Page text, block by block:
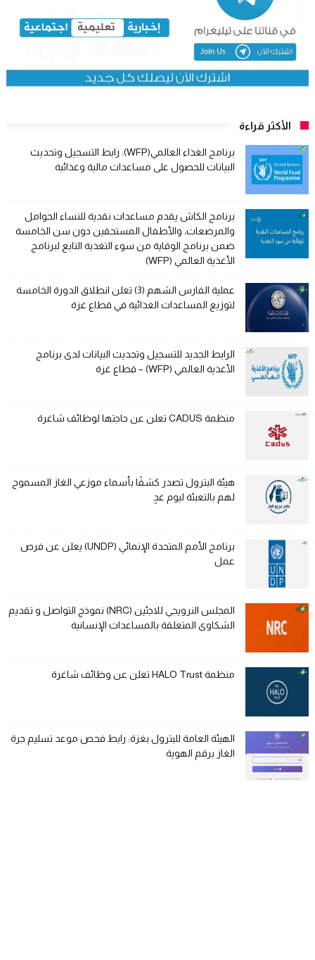
الأكثر قراءة
برنامج الغذاء العالمي(WFP): رابط التسجيل وتحديث
البيانات للحصول على مساعدات مالية وغذائية
برنامج الكاش يقدم مساعدات نقدية للنساء الحوامل
والمرضعات، والأطفال المستحقين دون سن الخامسة
ضمن برنامج الوقاية من سوء التغذية التابع لبرنامج
الأغذية العالمي (WFP)
عملية الفارس الشهم (3) تعلن انطلاق الدورة الخامسة
لتوزيع المساعدات الغذائية في قطاع غزة
الرابط الجديد للتسجيل وتحديث البيانات لدى برنامج
الأغذية العالمي (WFP) – قطاع غزة
منظمة CADUS تعلن عن حاجتها لوظائف شاغرة
هيئة البترول تصدر كشفًا بأسماء موزعي الغاز المسموح
لهم بالتعبئة ليوم غدٍ
برنامج الأمم المتحدة الإنمائي (UNDP) يعلن عن فرص
عمل
المجلس النرويجي للاجئين (NRC) نموذج التواصل و تقديم
الشكاوى المتعلقة بالمساعدات الإنسانية
منظمة HALO Trust تعلن عن وظائف شاغرة
الهيئة العامة للبترول بغزة: رابط فحص موعد تسليم جرة
الغاز برقم الهوية